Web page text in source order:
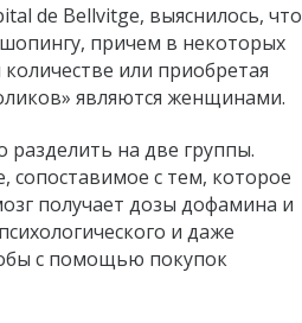
de Bellvitge, выяснилось, что
причем в некоторых
или приобретая
являются женщинами.
на две группы.
с тем, которое
получает дозы дофамина и
и даже
с помощью покупок